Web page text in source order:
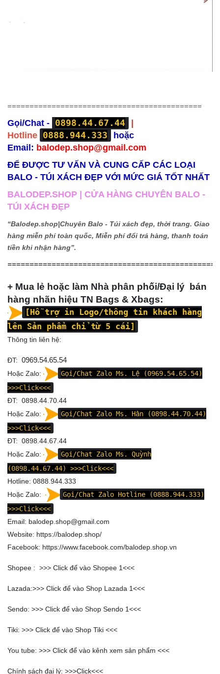
============================================
Gọi/Chat - 0898.44.67.44
|
Hotline 0888.944.333
hoặc
Email: balodep.shop@gmail.com
ĐỂ ĐƯỢC TƯ VẤN VÀ CUNG CẤP CÁC LOẠI
BALO - TÚI XÁCH ĐẸP VỚI MỨC GIÁ TỐT NHẤT
BALODEP.SHOP | CỬA HÀNG CHUYÊN BALO -
TÚI XÁCH ĐẸP
“Balodep.shop|Chuyên Balo - Túi xách đẹp, thời trang. Giao
hàng miễn phí toàn quốc, Miễn phí đổi trả hàng, thanh toán
tiền khi nhận hàng”.
+ Mua lẻ hoặc làm Nhà phân phối/Đại lý bán
hàng nhãn hiệu TN Bags & Xbags:
[Hỗ trợ in Logo/thông tin khách hàng
lên Sản phẩm chỉ từ 5 cái]
Thông tin liên hệ:
ĐT: 0969.54.65.54
Hoặc Zalo:
Gọi/Chat Zalo Ms. Lệ (0969.54.65.54)
>>>Click<<<
ĐT: 0898.44.70.44
Hoặc Zalo:
Gọi/Chat Zalo Ms. Hân (0898.44.70.44)
>>>Click<<<
ĐT: 0898.44.67.44
Hoặc Zalo:
Gọi/Chat Zalo Ms. Quỳnh
(0898.44.67.44)
>>>Click<<<
Hotline: 0888.944.333
Hoặc Zalo:
Gọi/Chat Zalo Hotline (0888.944.333)
>>>Click<<<
Email: balodep.shop@gmail.com
Website: https://balodep.shop/
Facebook: https://www.facebook.com/balodep.shop.vn
Shopee : >>> Click để vào Shopee 1<<<
Lazada:>>> Click để vào Shop Lazada 1<<<
Sendo: >>> Click để vào Shop Sendo 1<<<
Tiki: >>> Click để vào Shop Tiki <<<
You tube: >>> Click để vào kênh xem sản phẩm <<<
Chính sách đại lý: >>>Click<<<